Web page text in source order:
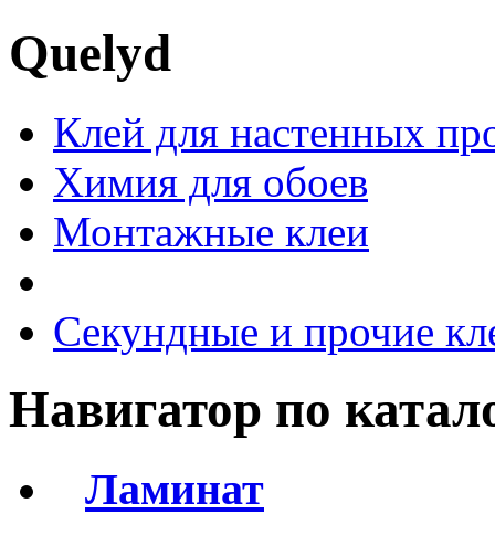
Quelyd
Клей для настенных
Химия для обоев
Монтажные клеи
Секундные и прочие
Навигатор по
Ламинат